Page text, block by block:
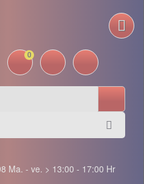
0
Ma. - ve. > 13:00 - 17:00 Hr